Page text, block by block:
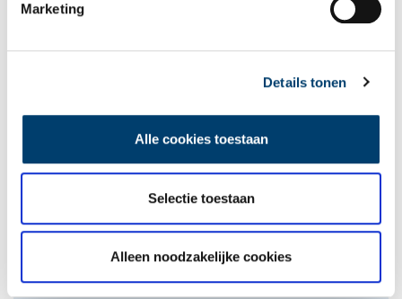
Marketing
Details tonen
Alle cookies toestaan
Selectie toestaan
Alleen noodzakelijke cookies
Bekijk kalender
Delen